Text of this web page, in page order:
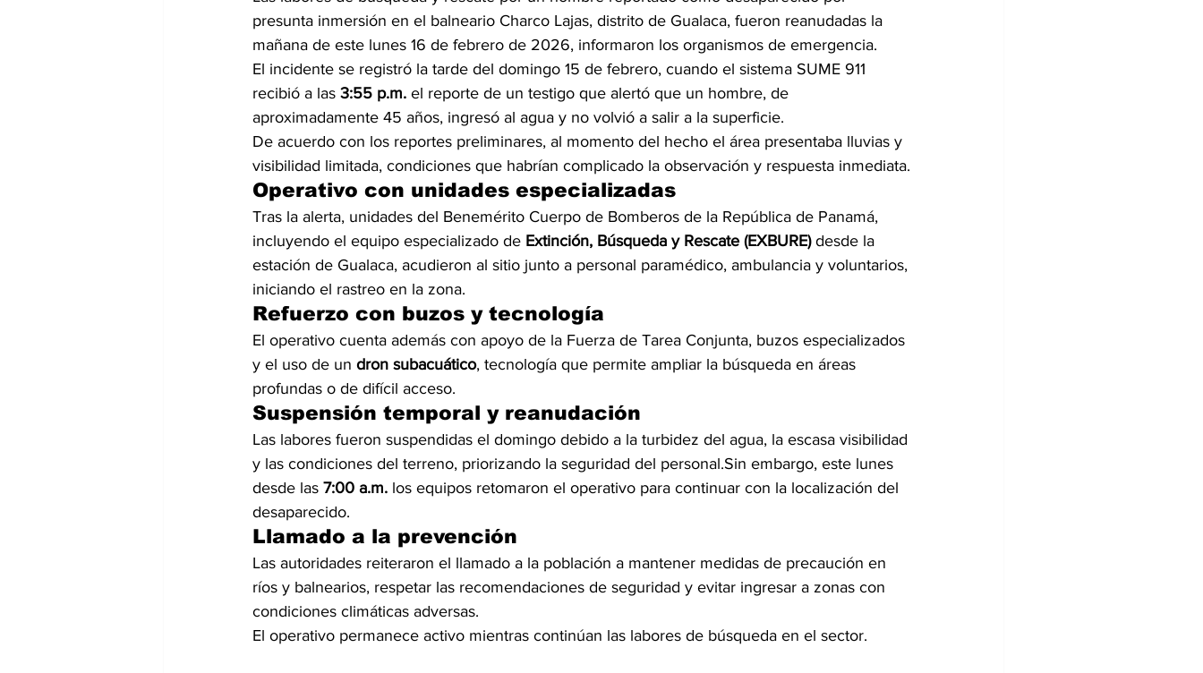
presunta inmersión en el balneario Charco Lajas, distrito de Gualaca, fueron reanudadas la
mañana de este lunes 16 de febrero de 2026, informaron los organismos de emergencia.
El incidente se registró la tarde del domingo 15 de febrero, cuando el sistema SUME 911
recibió a las 3:55 p.m. el reporte de un testigo que alertó que un hombre, de
aproximadamente 45 años, ingresó al agua y no volvió a salir a la superficie.
De acuerdo con los reportes preliminares, al momento del hecho el área presentaba lluvias y
visibilidad limitada, condiciones que habrían complicado la observación y respuesta inmediata.
Operativo con unidades especializadas
Tras la alerta, unidades del Benemérito Cuerpo de Bomberos de la República de Panamá,
incluyendo el equipo especializado de Extinción, Búsqueda y Rescate (EXBURE) desde la
estación de Gualaca, acudieron al sitio junto a personal paramédico, ambulancia y voluntarios,
iniciando el rastreo en la zona.
Refuerzo con buzos y tecnología
El operativo cuenta además con apoyo de la Fuerza de Tarea Conjunta, buzos especializados
y el uso de un dron subacuático, tecnología que permite ampliar la búsqueda en áreas
profundas o de difícil acceso.
Suspensión temporal y reanudación
Las labores fueron suspendidas el domingo debido a la turbidez del agua, la escasa visibilidad
y las condiciones del terreno, priorizando la seguridad del personal.Sin embargo, este lunes
desde las 7:00 a.m. los equipos retomaron el operativo para continuar con la localización del
desaparecido.
Llamado a la prevención
Las autoridades reiteraron el llamado a la población a mantener medidas de precaución en
ríos y balnearios, respetar las recomendaciones de seguridad y evitar ingresar a zonas con
condiciones climáticas adversas.
El operativo permanece activo mientras continúan las labores de búsqueda en el sector.